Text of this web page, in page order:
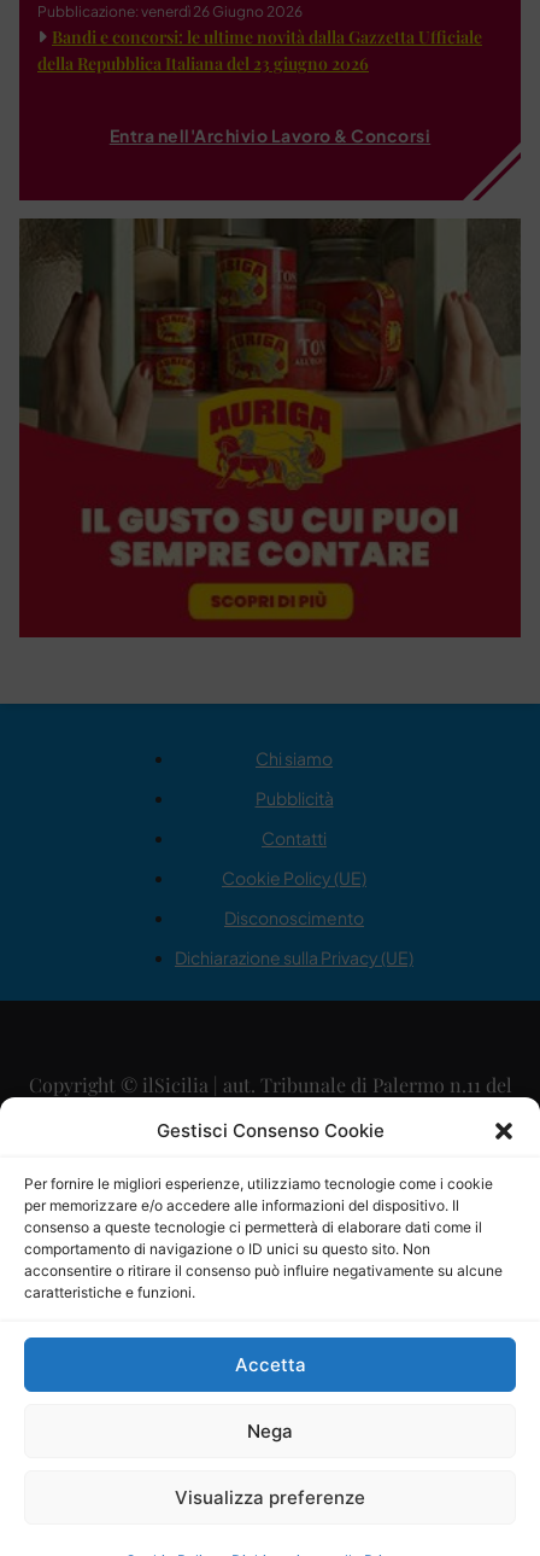
Gestisci Consenso Cookie
Per fornire le migliori esperienze, utilizziamo tecnologie come i cookie
per memorizzare e/o accedere alle informazioni del dispositivo. Il
consenso a queste tecnologie ci permetterà di elaborare dati come il
comportamento di navigazione o ID unici su questo sito. Non
acconsentire o ritirare il consenso può influire negativamente su alcune
caratteristiche e funzioni.
Accetta
Nega
Visualizza preferenze
Pubblicazione: venerdì 26 Giugno 2026
Bandi e concorsi: le ultime novità dalla Gazzetta Ufficiale
della Repubblica Italiana del 23 giugno 2026
Entra nell'Archivio Lavoro & Concorsi
Chi siamo
Pubblicità
Contatti
Cookie Policy (UE)
Disconoscimento
Dichiarazione sulla Privacy (UE)
Copyright © ilSicilia | aut. Tribunale di Palermo n.11 del
29/09/2015
Direttore Editoriale: Maurizio Scaglione
Direttore Responsabile: Maria Calabrese
P.IVA: 06334930820
Mercurio Comunicazione Società Cooperativa a r.l. è
iscritta al Registro degli Operatori di Comunicazione al
Sito gestito daLa Digitale srl–info@ladigitale.it